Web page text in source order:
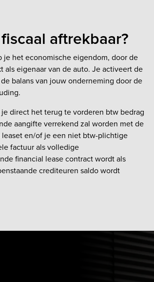
aftrekbaar?
je het economische eigendom, door de
als eigenaar van de auto. Je activeert de
balans van jouw onderneming door de
direct het terug te vorderen btw bedrag
aangifte verrekend zal worden met de
leaset en/of je een niet btw-plichtige
factuur als volledige
financial lease contract wordt als
crediteuren saldo wordt